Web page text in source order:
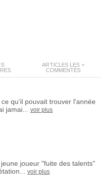
ARTICLES LES +
COMMENTÉS
qu'il pouvait trouver l'année
jamai...
voir plus
joueur "fuite des talents"
voir plus